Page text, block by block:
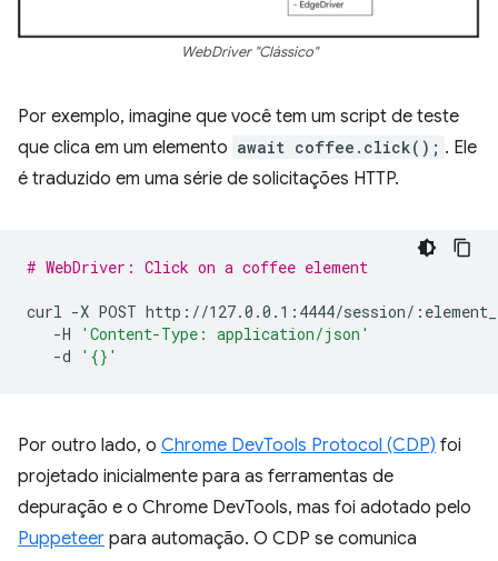
WebDriver "Clássico"
Por exemplo, imagine que você tem um script de teste
que clica em um elemento await coffee.click(); . Ele
é traduzido em uma série de solicitações HTTP.
# WebDriver: Click on a coffee element
curl -X POST
-H
'Content-Type: application/json'
-d
'{}'
Por outro lado, o Chrome DevTools Protocol (CDP) foi
projetado inicialmente para as ferramentas de
depuração e o Chrome DevTools, mas foi adotado pelo
Puppeteer para automação. O CDP se comunica